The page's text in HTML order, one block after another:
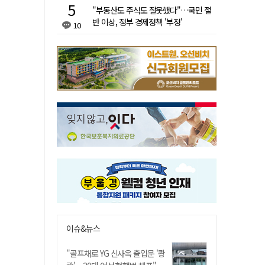
10
"부동산도 주식도 잘못했다"…국민 절
반 이상, 정부 경제정책 '부정'
이슈&뉴스
"골프채로 YG 신사옥 출입문 '쾅